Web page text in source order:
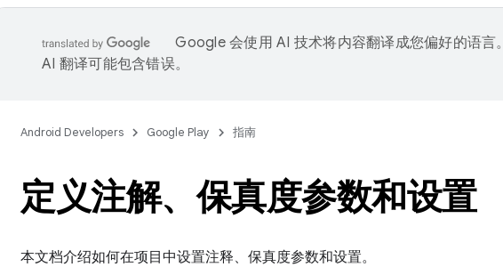
Google 会使用 AI 技术将内容翻译成您偏好的语言。
AI 翻译可能包含错误。
Android Developers Google Play 指南
定义注解、保真度参数和设置
本文档介绍如何在项目中设置注释、保真度参数和设置。